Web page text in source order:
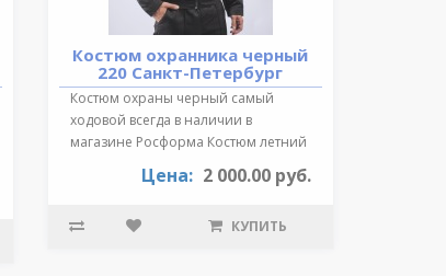
Костюм охранника черный
220 Санкт-Петербург
Костюм охраны черный самый
ходовой всегда в наличии в
магазине Росформа Костюм летний
Цена: 2 000.00 руб.
КУПИТЬ